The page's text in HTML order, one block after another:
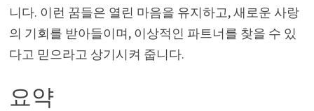
니다. 이런 꿈들은 열린 마음을 유지하고, 새로운 사랑
의 기회를 받아들이며, 이상적인 파트너를 찾을 수 있
다고 믿으라고 상기시켜 줍니다.
요약